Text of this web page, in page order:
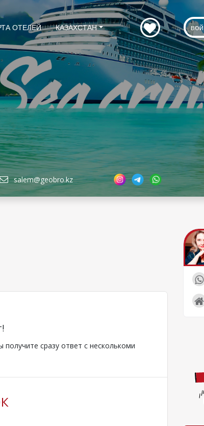
ОТЕЛЕЙ КАЗАХСТАН
salem@geobro.kz
сразу ответ с несколькоми